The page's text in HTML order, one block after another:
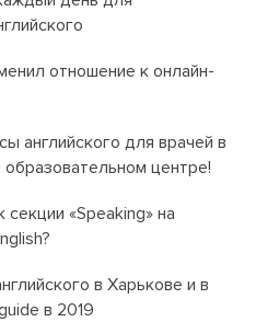
отношение к онлайн-
английского для врачей в
центре!
секции «Speaking» на
в Харькове и в
в 2019